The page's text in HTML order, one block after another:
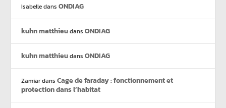
IsabelledansONDIAG
kuhn matthieudansONDIAG
kuhn matthieudansONDIAG
ZamiardansCage de faraday : fonctionnement et
protection dans l’habitat